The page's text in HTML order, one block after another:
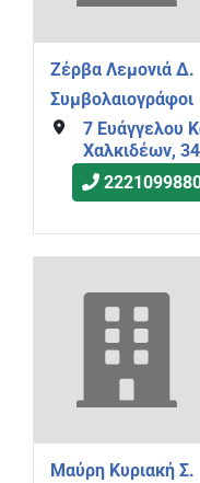
Ζέρβα Λεμονιά Δ.
Συμβολαιογράφοι
7 Ευάγγελου
Χαλκιδέων,
Μαύρη Κυριακή Σ.